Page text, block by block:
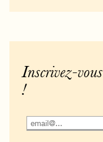
Inscrivez-
!